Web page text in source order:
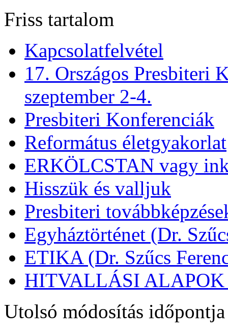
Friss tartalom
Kapcsolatfelvétel
17. Országos Presbiteri
szeptember 2-4.
Presbiteri Konferenciák
Református életgyakorlat
ERKÖLCSTAN vagy
Hisszük és valljuk
Presbiteri
Egyháztörténet (Dr.
ETIKA (Dr. Szűcs
HITVALLÁSI ALAPOK
Utolsó módosítás időpontja